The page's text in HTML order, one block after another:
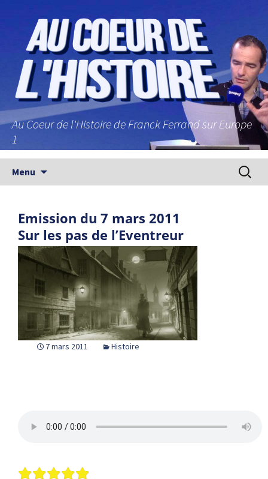
Au Coeur de l'Histoire de Franck Ferrand sur Europe
1
Menu
Emission du 7 mars 2011
Sur les pas de l’Eventreur
7 mars 2011 Histoire